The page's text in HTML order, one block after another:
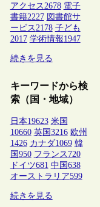
アクセス 2678 電子
書籍2227 図書館サ
ービス 2178 子ども
2017 学術情報1947
続きを見る
キーワードから検
索（国・地域）
日本19623 米国
10660 英国 3216 欧州
1426 カナダ1069 韓
国 950 フランス 720
ドイツ681 中国 638
オーストラリア599
続きを見る